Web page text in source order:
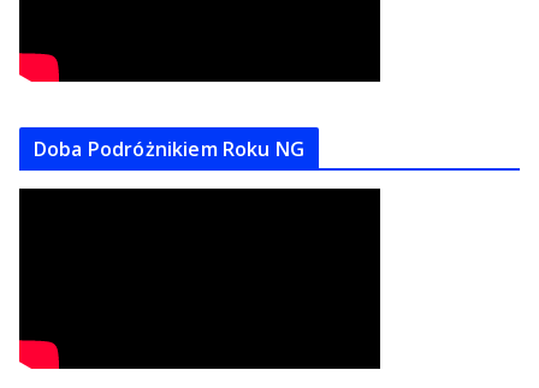
Doba Podróżnikiem Roku NG